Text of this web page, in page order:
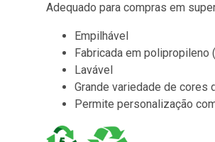
Adequado para compras em
Empilhável
Fabricada em polipropileno
Lavável
Grande variedade de cores
Permite personalização